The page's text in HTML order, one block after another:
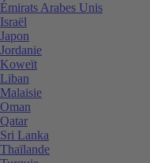
Émirats Arabes Unis
Israël
Japon
Jordanie
Koweït
Liban
Malaisie
Oman
Qatar
Sri Lanka
Thaïlande